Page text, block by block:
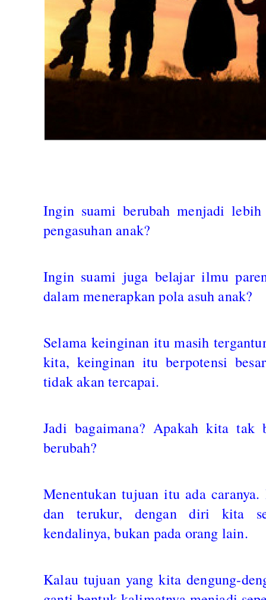
Ingin suami berubah menjadi
pengasuhan anak?
Ingin suami juga belajar ilmu
dalam menerapkan pola asuh anak?
Selama keinginan itu masih
kita, keinginan itu berpotensi
tidak akan tercapai.
Jadi bagaimana? Apakah kita tak
berubah?
Menentukan tujuan itu ada
dan terukur, dengan diri kita
kendalinya, bukan pada orang lain.
Kalau tujuan yang kita dengung-